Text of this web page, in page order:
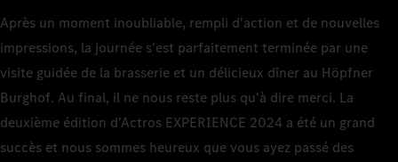
Après un moment inoubliable, rempli d'action et de nouvelles
impressions, la journée s'est parfaitement terminée par une
visite guidée de la brasserie et un délicieux dîner au Höpfner
Burghof. Au final, il ne nous reste plus qu'à dire merci. La
deuxième édition d'Actros EXPERIENCE 2024 a été un grand
succès et nous sommes heureux que vous ayez passé des